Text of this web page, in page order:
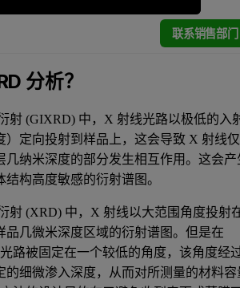
联系销售部门
分析？
射 (GIXRD) 中，X 射线光路以极低的入
）定向投射到样品上，这会导致 X 射线仅
几纳米深度的部分发生相互作用。这会产
结构高度敏感的衍射谱图。
射 (XRD) 中，X 射线以大范围角度投射
品几微米深度区域的衍射谱图。但是在
路被固定在一个较低的角度，该角度经
的细微渗入深度，从而对所测量的材料容